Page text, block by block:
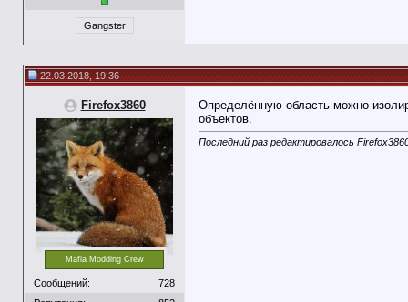
Gangster
22.03.2018, 19:36
Firefox3860
Mafia Modding Crew
Сообщений:
728
Определённую область можно
объектов.
Последний раз редактировалось